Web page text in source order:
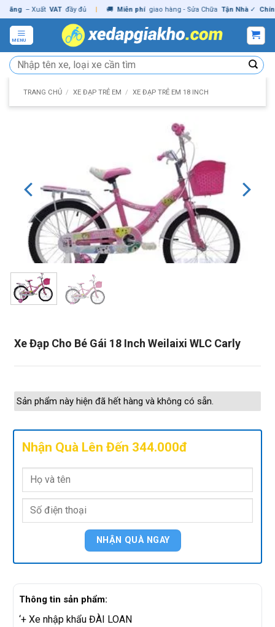
Skip
to
content
– Xuất VAT đầy đủ | 🚚 Miễn phí giao hàng - Sửa Chữa Tận Nhà ✓ Chính
MENU
Tìm
kiếm:
TRANG CHỦ / XE ĐẠP TRẺ EM / XE ĐẠP TRẺ EM 18 INCH
Xe Đạp Cho Bé Gái 18 Inch Weilaixi WLC Carly
Sản phẩm này hiện đã hết hàng và không có sẵn.
Nhận Quà Lên Đến 344.000đ
Thông tin sản phẩm:
‘+ Xe nhập khẩu ĐÀI LOAN